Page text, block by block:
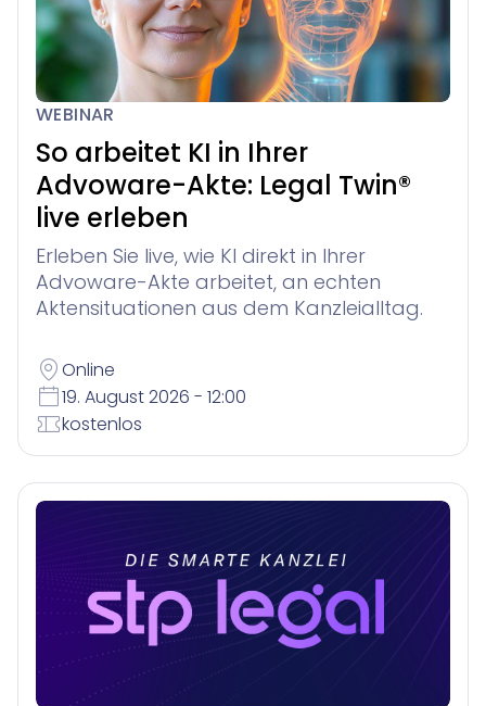
WEBINAR
So arbeitet KI in Ihrer
Advoware-Akte: Legal Twin®
live erleben
Erleben Sie live, wie KI direkt in Ihrer
Advoware-Akte arbeitet, an echten
Aktensituationen aus dem Kanzleialltag.
Online
19. August 2026 - 12:00
kostenlos